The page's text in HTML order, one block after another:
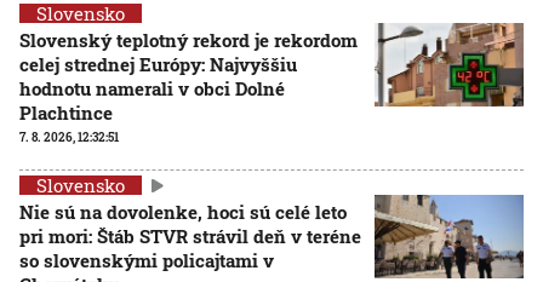
Slovensko
Slovenský teplotný rekord je rekordom
celej strednej Európy: Najvyššiu
hodnotu namerali v obci Dolné
Plachtince
7. 8. 2026, 12:32:51
Slovensko
Nie sú na dovolenke, hoci sú celé leto
pri mori: Štáb STVR strávil deň v teréne
so slovenskými policajtami v